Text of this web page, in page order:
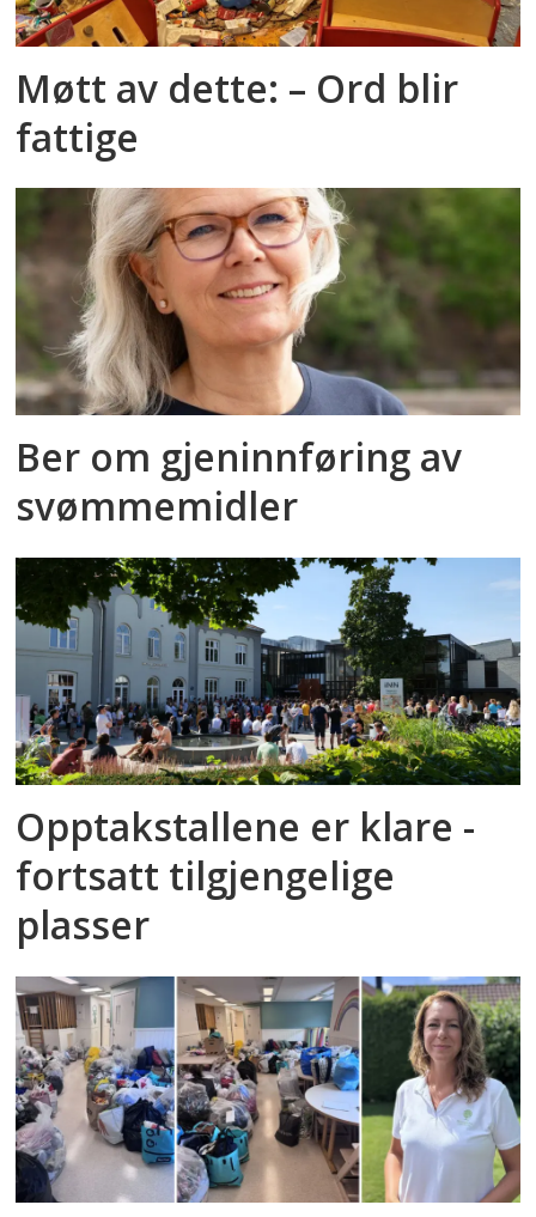
Møtt av dette: – Ord blir
fattige
Ber om gjeninnføring av
svømmemidler
Opptakstallene er klare -
fortsatt tilgjengelige
plasser